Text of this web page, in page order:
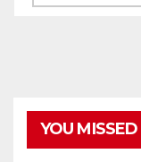
YOU MISSED